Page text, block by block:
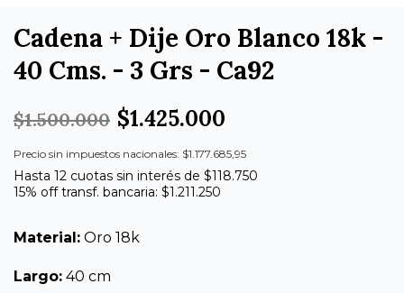
Cadena + Dije Oro Blanco 18k -
40 Cms. - 3 Grs - Ca92
$1.500.000 $1.425.000
Precio sin impuestos nacionales: $1.177.685,95
Hasta 12 cuotas sin interés de $118.750
15% off transf. bancaria: $1.211.250
Material: Oro 18k
Largo: 40 cm